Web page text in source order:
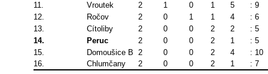
11.
Vroutek 2 1 0 1 5
: 9
12.
Ročov 2 0 1 1 4
: 6
13.
Cítoliby 2 0 0 2 2
: 5
14.
Peruc 2 0 0 2 1
: 5
15.
Domoušice B 2 0 0 2 4
: 10
16.
Chlumčany 2 0 0 2 1 : 7